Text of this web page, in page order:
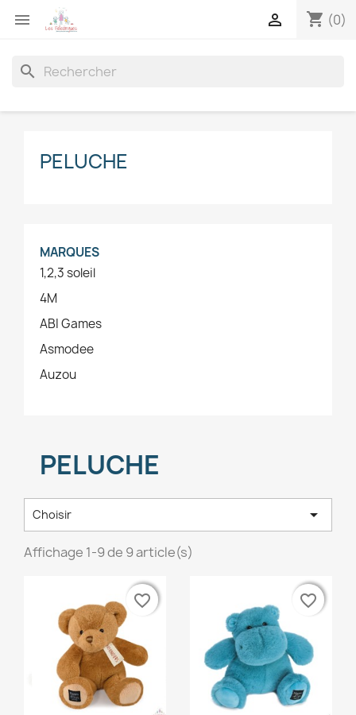
 shopping_cart (0)

search
PELUCHE
MARQUES
1,2,3 soleil
4M
ABI Games
Asmodee
Auzou
PELUCHE
Choisir 
Affichage 1-9 de 9 article(s)
favorite_border
favorite_border favorite_border
favorite_border